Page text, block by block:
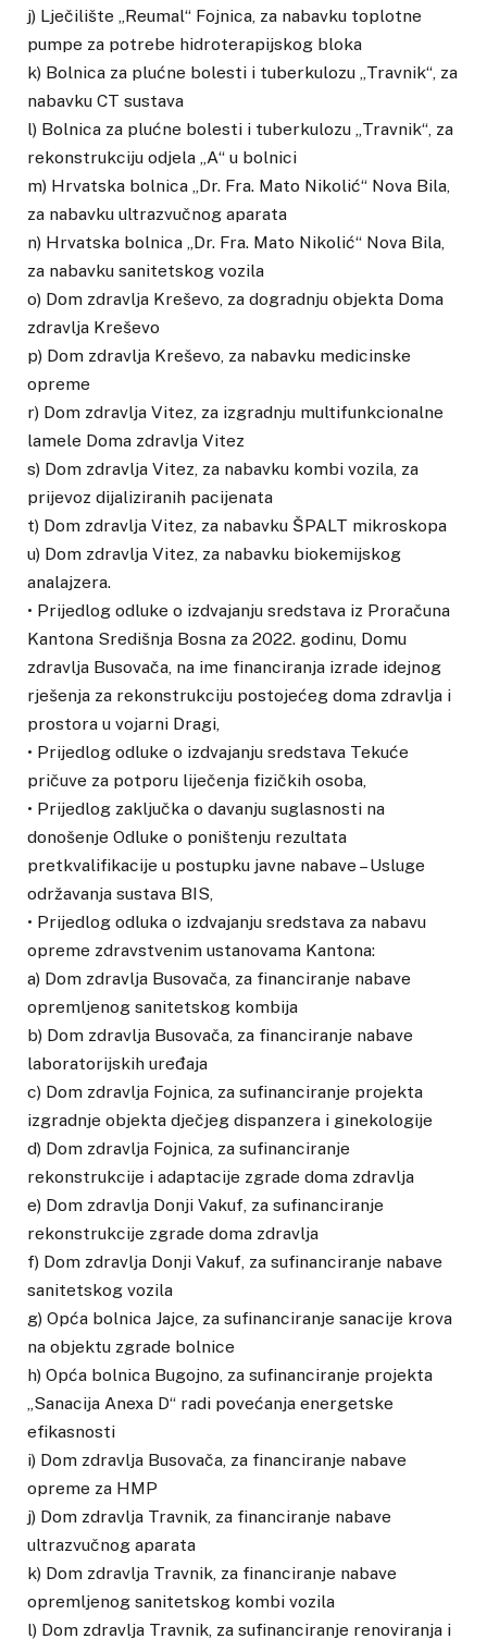
j) Lječilište „Reumal“ Fojnica, za nabavku toplotne
pumpe za potrebe hidroterapijskog bloka
k) Bolnica za plućne bolesti i tuberkulozu „Travnik“, za
nabavku CT sustava
l) Bolnica za plućne bolesti i tuberkulozu „Travnik“, za
rekonstrukciju odjela „A“ u bolnici
m) Hrvatska bolnica „Dr. Fra. Mato Nikolić“ Nova Bila,
za nabavku ultrazvučnog aparata
n) Hrvatska bolnica „Dr. Fra. Mato Nikolić“ Nova Bila,
za nabavku sanitetskog vozila
o) Dom zdravlja Kreševo, za dogradnju objekta Doma
zdravlja Kreševo
p) Dom zdravlja Kreševo, za nabavku medicinske
opreme
r) Dom zdravlja Vitez, za izgradnju multifunkcionalne
lamele Doma zdravlja Vitez
s) Dom zdravlja Vitez, za nabavku kombi vozila, za
prijevoz dijaliziranih pacijenata
t) Dom zdravlja Vitez, za nabavku ŠPALT mikroskopa
u) Dom zdravlja Vitez, za nabavku biokemijskog
analajzera.
• Prijedlog odluke o izdvajanju sredstava iz Proračuna
Kantona Središnja Bosna za 2022. godinu, Domu
zdravlja Busovača, na ime financiranja izrade idejnog
rješenja za rekonstrukciju postojećeg doma zdravlja i
prostora u vojarni Dragi,
• Prijedlog odluke o izdvajanju sredstava Tekuće
pričuve za potporu liječenja fizičkih osoba,
• Prijedlog zaključka o davanju suglasnosti na
donošenje Odluke o poništenju rezultata
pretkvalifikacije u postupku javne nabave – Usluge
održavanja sustava BIS,
• Prijedlog odluka o izdvajanju sredstava za nabavu
opreme zdravstvenim ustanovama Kantona:
a) Dom zdravlja Busovača, za financiranje nabave
opremljenog sanitetskog kombija
b) Dom zdravlja Busovača, za financiranje nabave
laboratorijskih uređaja
c) Dom zdravlja Fojnica, za sufinanciranje projekta
izgradnje objekta dječjeg dispanzera i ginekologije
d) Dom zdravlja Fojnica, za sufinanciranje
rekonstrukcije i adaptacije zgrade doma zdravlja
e) Dom zdravlja Donji Vakuf, za sufinanciranje
rekonstrukcije zgrade doma zdravlja
f) Dom zdravlja Donji Vakuf, za sufinanciranje nabave
sanitetskog vozila
g) Opća bolnica Jajce, za sufinanciranje sanacije krova
na objektu zgrade bolnice
h) Opća bolnica Bugojno, za sufinanciranje projekta
„Sanacija Anexa D“ radi povećanja energetske
efikasnosti
i) Dom zdravlja Busovača, za financiranje nabave
opreme za HMP
j) Dom zdravlja Travnik, za financiranje nabave
ultrazvučnog aparata
k) Dom zdravlja Travnik, za financiranje nabave
opremljenog sanitetskog kombi vozila
l) Dom zdravlja Travnik, za sufinanciranje renoviranja i